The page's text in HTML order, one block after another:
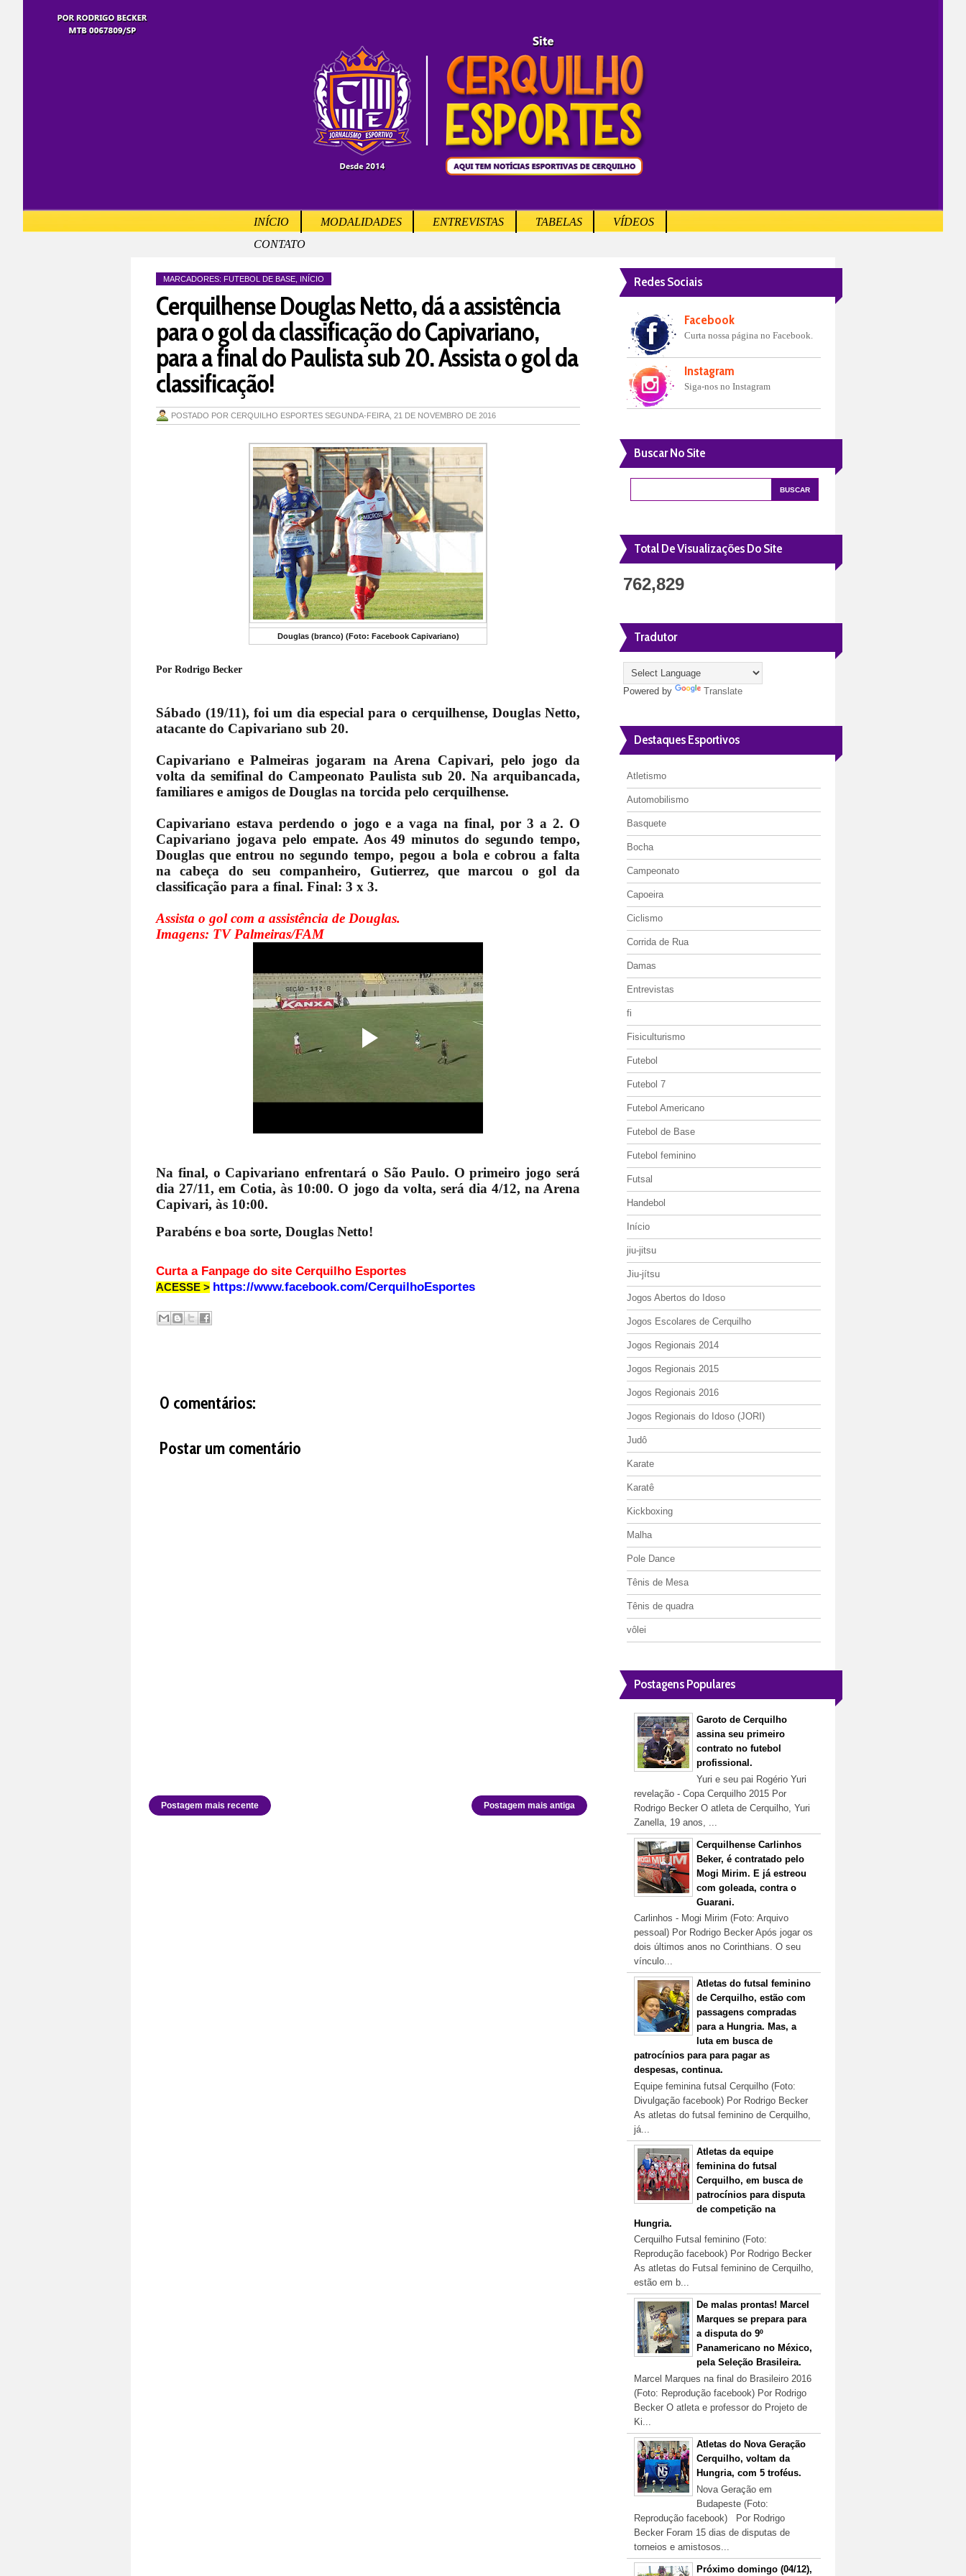
INÍCIO MODALIDADES ENTREVISTAS TABELAS
VÍDEOS
CONTATO
MARCADORES: FUTEBOL DE BASE INÍCIO
Cerquilhense Douglas Netto, dá a assistência
para o gol da classificação do Capivariano,
para a final do Paulista sub 20. Assista o gol da
classificação!
POSTADO POR CERQUILHO ESPORTES SEGUNDA-FEIRA, 21 DE NOVEMBRO DE 2016
Douglas (branco) (Foto: Facebook Capivariano)
Por Rodrigo Becker
Sábado (19/11), foi um dia especial para o cerquilhense, Douglas Netto,
atacante do Capivariano sub 20.
Capivariano e Palmeiras jogaram na Arena Capivari, pelo jogo da
volta da semifinal do Campeonato Paulista sub 20. Na arquibancada,
familiares e amigos de Douglas na torcida pelo cerquilhense.
Capivariano estava perdendo o jogo e a vaga na final, por 3 a 2. O
Capivariano jogava pelo empate. Aos 49 minutos do segundo tempo,
Douglas que entrou no segundo tempo, pegou a bola e cobrou a falta
na cabeça do seu companheiro, Gutierrez, que marcou o gol da
classificação para a final. Final: 3 x 3.
Assista o gol com a assistência de Douglas.
Imagens: TV Palmeiras/FAM
Na final, o Capivariano enfrentará o São Paulo. O primeiro jogo será
dia 27/11, em Cotia, às 10:00. O jogo da volta, será dia 4/12, na Arena
Capivari, às 10:00.
Parabéns e boa sorte, Douglas Netto!
Curta a Fanpage do site Cerquilho Esportes
ACESSE > https://www.facebook.com/CerquilhoEsportes
0 comentários:
Postar um comentário
Postagem mais recente Postagem mais antiga
Redes Sociais
Facebook
Curta nossa página no Facebook.
Instagram
Siga-nos no Instagram
Buscar No Site
Total De Visualizações Do Site
762,829
Tradutor
Powered by Translate
Destaques Esportivos
Atletismo
Automobilismo
Basquete
Bocha
Campeonato
Capoeira
Ciclismo
Corrida de Rua
Damas
Entrevistas
fi
Fisiculturismo
Futebol
Futebol 7
Futebol Americano
Futebol de Base
Futebol feminino
Futsal
Handebol
Início
jiu-jitsu
Jiu-jítsu
Jogos Abertos do Idoso
Jogos Escolares de Cerquilho
Jogos Regionais 2014
Jogos Regionais 2015
Jogos Regionais 2016
Jogos Regionais do Idoso (JORI)
Judô
Karate
Karatê
Kickboxing
Malha
Pole Dance
Tênis de Mesa
Tênis de quadra
vôlei
Postagens Populares
Garoto de Cerquilho
assina seu primeiro
contrato no futebol
profissional.
Yuri e seu pai Rogério Yuri
revelação - Copa Cerquilho 2015 Por
Rodrigo Becker O atleta de Cerquilho, Yuri
Zanella, 19 anos, ...
Cerquilhense Carlinhos
Beker, é contratado pelo
Mogi Mirim. E já estreou
com goleada, contra o
Guarani.
Carlinhos - Mogi Mirim (Foto: Arquivo
pessoal) Por Rodrigo Becker Após jogar os
dois últimos anos no Corinthians. O seu
vínculo...
Atletas do futsal feminino
de Cerquilho, estão com
passagens compradas
para a Hungria. Mas, a
luta em busca de
patrocínios para para pagar as
despesas, continua.
Equipe feminina futsal Cerquilho (Foto:
Divulgação facebook) Por Rodrigo Becker
As atletas do futsal feminino de Cerquilho,
já...
Atletas da equipe
feminina do futsal
Cerquilho, em busca de
patrocínios para disputa
de competição na
Hungria.
Cerquilho Futsal feminino (Foto:
Reprodução facebook) Por Rodrigo Becker
As atletas do Futsal feminino de Cerquilho,
estão em b...
De malas prontas! Marcel
Marques se prepara para
a disputa do 9º
Panamericano no México,
pela Seleção Brasileira.
Marcel Marques na final do Brasileiro 2016
(Foto: Reprodução facebook) Por Rodrigo
Becker O atleta e professor do Projeto de
Ki...
Atletas do Nova Geração
Cerquilho, voltam da
Hungria, com 5 troféus.
Nova Geração em
Budapeste (Foto:
Reprodução facebook) Por Rodrigo
Becker Foram 15 dias de disputas de
torneios e amistosos...
Próximo domingo (04/12),